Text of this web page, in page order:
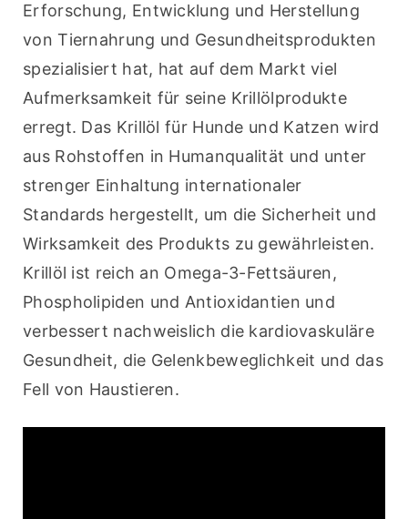
Erforschung, Entwicklung und Herstellung
von Tiernahrung und Gesundheitsprodukten
spezialisiert hat, hat auf dem Markt viel
Aufmerksamkeit für seine Krillölprodukte
erregt. Das Krillöl für Hunde und Katzen wird
aus Rohstoffen in Humanqualität und unter
strenger Einhaltung internationaler
Standards hergestellt, um die Sicherheit und
Wirksamkeit des Produkts zu gewährleisten.
Krillöl ist reich an Omega-3-Fettsäuren,
Phospholipiden und Antioxidantien und
verbessert nachweislich die kardiovaskuläre
Gesundheit, die Gelenkbeweglichkeit und das
Fell von Haustieren.